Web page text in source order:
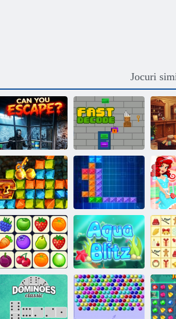
Jocuri
Ultimele 15
minute
Decodare rapidă
Goana după aur
din vânătoare de
comori
Tentrix
Onet Connect Aqua Blitz